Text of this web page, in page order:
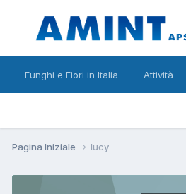
Funghi e Fiori in Italia Attività
Pagina Iniziale lucy